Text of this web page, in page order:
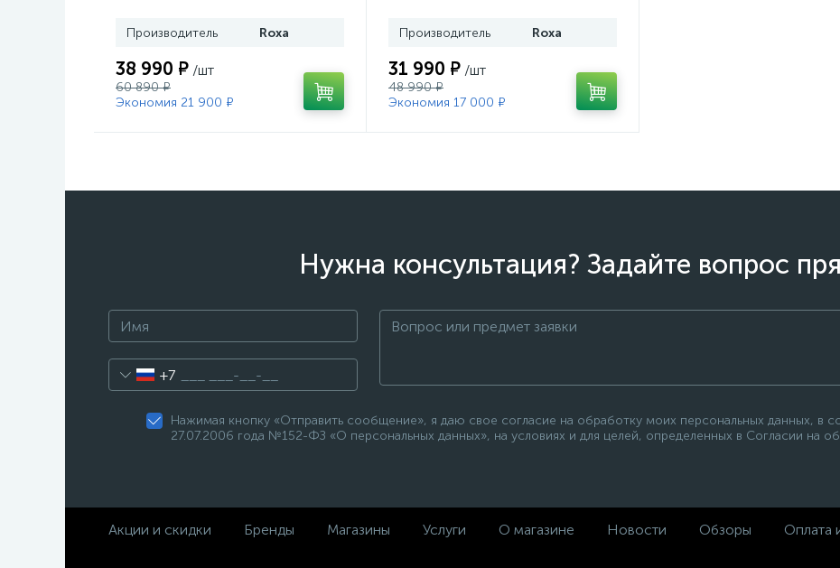
Производитель Roxa
38 990 ₽ /шт
60 890 ₽
Экономия 21 900 ₽
Производитель Roxa
31 990 ₽ /шт
48 990 ₽
Экономия 17 000 ₽
Нужна консультация? Задайте вопрос
+7
Нажимая кнопку «Отправить сообщение», я даю свое согласие на обработку моих персональных данных, в
27.07.2006 года №152-ФЗ «О персональных данных», на условиях и для целей, определенных в Согласии на
Акции и скидки Бренды Магазины Услуги О магазине Новости Обзоры Оплата